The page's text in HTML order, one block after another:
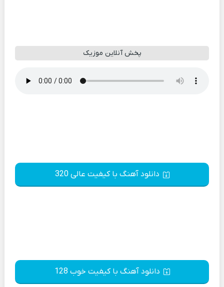
پخش آنلاین موزیک
دانلود آهنگ با کیفیت عالی 320
دانلود آهنگ با کیفیت خوب 128